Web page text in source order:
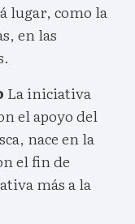
lugar, como la
en las
La iniciativa
el apoyo del
nace en la
el fin de
más a la